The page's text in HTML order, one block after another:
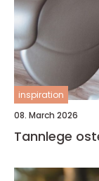
inspiration
08. March 2026